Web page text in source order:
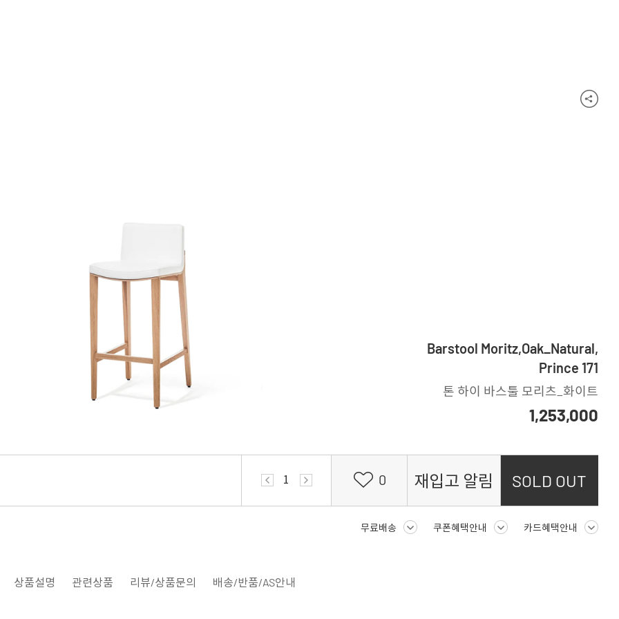
Barstool Moritz,Oak_Natural,
Prince 171
톤 하이 바스툴 모리츠_화이트
1,253,000
0 재입고 알림 SOLD OUT
무료배송 쿠폰혜택안내 카드혜택안내
상품설명 관련상품 리뷰/상품문의 배송/반품/AS안내